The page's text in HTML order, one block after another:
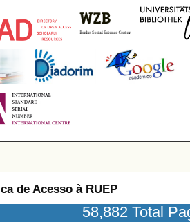
de Acesso à RUEP
58,882 Total